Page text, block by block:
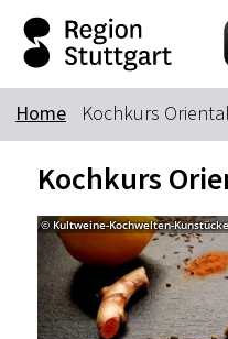
Keyword
Home Kochkurs
Kochkurs
© Kultweine-Kochwelten-